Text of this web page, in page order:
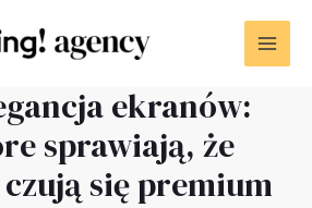
ekranów:
sprawiają, że
się premium